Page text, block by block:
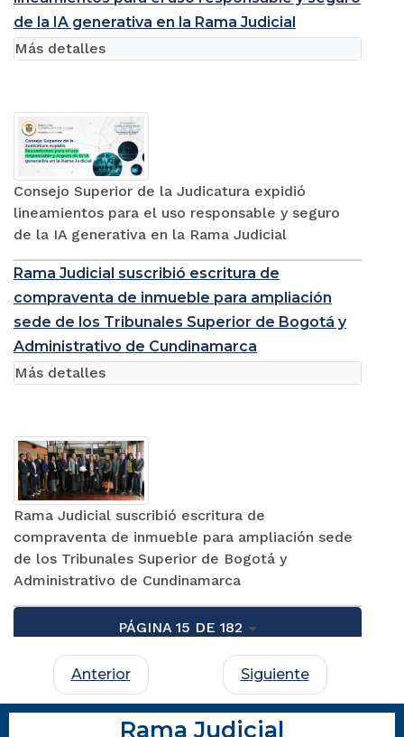
Consejo Superior de la Judicatura expidió
lineamientos para el uso responsable y seguro
Consejo Superior de la Judicatura expidió
lineamientos para el uso responsable y seguro
de la IA generativa en la Rama Judicial
Rama Judicial suscribió escritura de
compraventa de inmueble para ampliación
sede de los Tribunales Superior de Bogotá y
Rama Judicial suscribió escritura de
compraventa de inmueble para ampliación sede
de los Tribunales Superior de Bogotá y
Administrativo de Cundinamarca
PÁGINA 15 DE 182
Anterior Siguiente